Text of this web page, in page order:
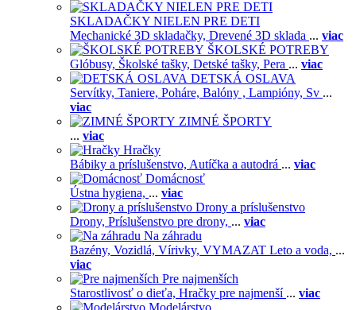
SKLADAČKY NIELEN PRE DETI
Mechanické 3D skladačky, Drevené 3D sklada ... viac
ŠKOLSKÉ POTREBY
Glóbusy, Školské tašky, Detské tašky, Pera ... viac
DETSKÁ OSLAVA
Servítky, Taniere, Poháre, Balóny , Lampióny, Sv ...
viac
ZIMNÉ ŠPORTY
... viac
Hračky
Bábiky a príslušenstvo, Autíčka a autodrá ... viac
Domácnosť
Ústna hygiena, ... viac
Drony a príslušenstvo
Drony, Príslušenstvo pre drony, ... viac
Na záhradu
Bazény, Vozidlá, Vírivky, VYMAZAT Leto a voda, ...
viac
Pre najmenších
Starostlivosť o dieťa, Hračky pre najmenší ... viac
Modelárstvo